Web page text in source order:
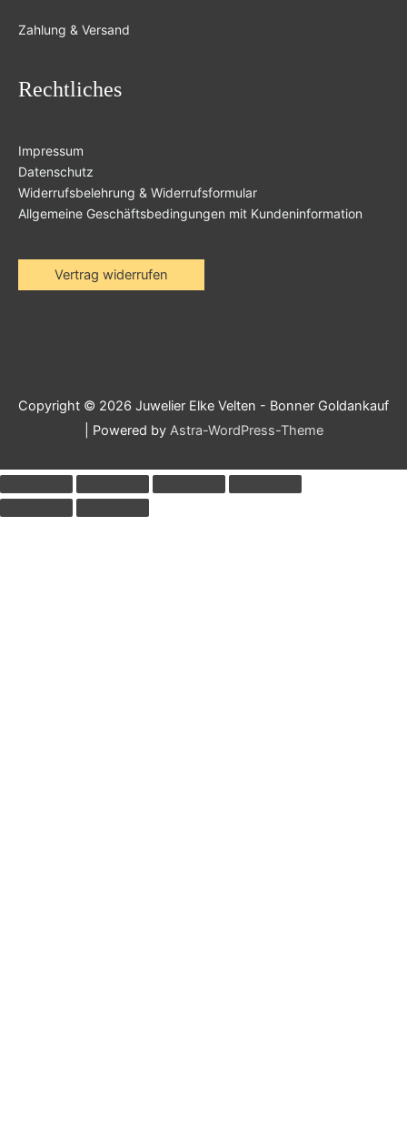
Zahlung & Versand
Rechtliches
Impressum
Datenschutz
Widerrufsbelehrung & Widerrufsformular
Allgemeine Geschäftsbedingungen mit Kundeninformation
Vertrag widerrufen
Copyright © 2026 Juwelier Elke Velten - Bonner Goldankauf
| Powered by Astra-WordPress-Theme